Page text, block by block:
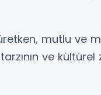
mutlu ve
ve